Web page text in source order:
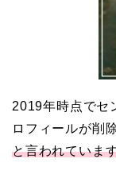
2019年時点でセ
ロフィールが削
と言われていま